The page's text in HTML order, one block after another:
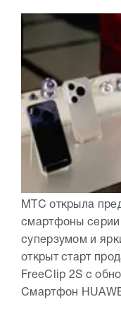
МТС открыла
смартфоны серии
суперзумом и
открыт старт
FreeClip 2S с
Смартфон